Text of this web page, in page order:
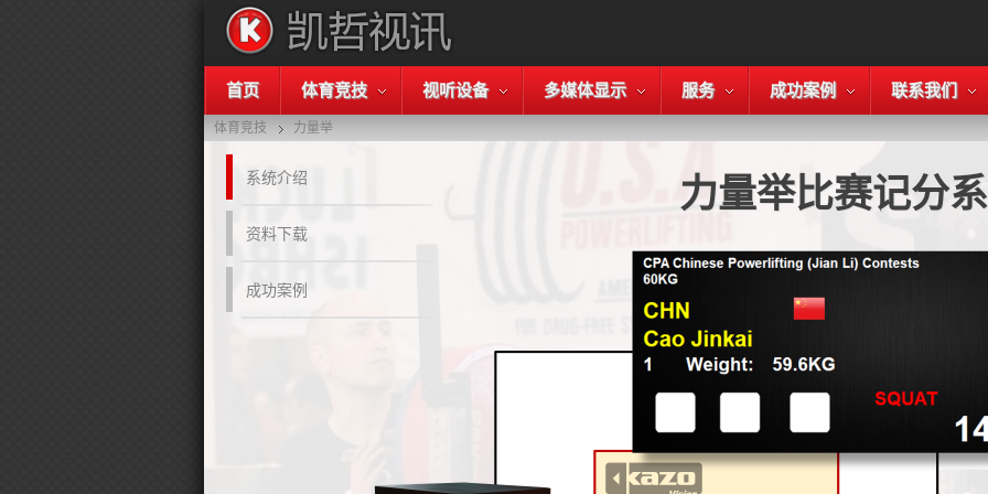
首页 体育竞技 视听设备 多媒体显示 服务 成功案例 联系我们
体育竞技 力量举
系统介绍
资料下载
成功案例
力量举比赛记分